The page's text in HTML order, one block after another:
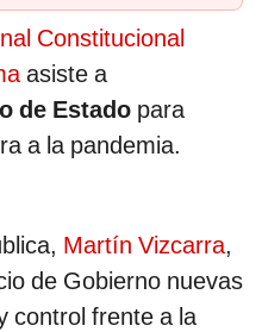
Constitucional
asiste a
de Estado para
a la pandemia.
Martín Vizcarra,
de Gobierno nuevas
control frente a la